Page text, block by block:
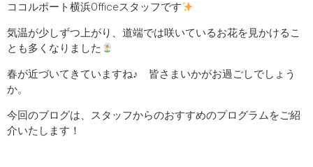
ココルポート横浜Officeスタッフです
気温が少しずつ上がり、道端では咲いているお花を見かけるこ
とも多くなりました
春が近づいてきていますね♪ 皆さまいかがお過ごしでしょう
か。
今回のブログは、スタッフからのおすすめのプログラムをご紹
介いたします！